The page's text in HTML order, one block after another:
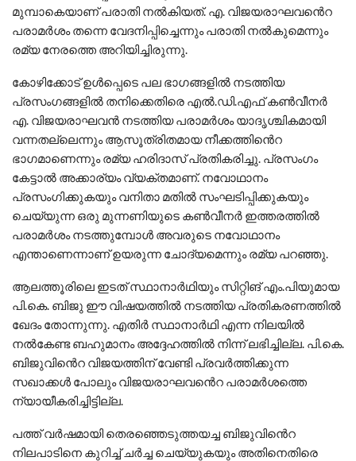
മുമ്പാകെയാണ് പരാതി നൽകിയത്. എ. വിജയരാഘവൻെറ
പരാമർശം തന്നെ വേദനിപ്പിച്ചെന്നും പരാതി നൽകുമെന്നും
രമ്യ നേരത്തെ അറിയിച്ചിരുന്നു.
കോഴിക്കോട് ഉൾപ്പെടെ പല ഭാഗങ്ങളിൽ നടത്തിയ
പ്രസംഗങ്ങളിൽ തനിക്കെതിരെ എൽ.ഡി.എഫ് കൺവീനർ
എ. വിജയരാഘവൻ നടത്തിയ പരാമർശം യാദൃശ്ചികമായി
വന്നതല്ലെന്നും ആസൂത്രിതമായ നീക്കത്തിൻെറ
ഭാഗമാണെന്നും രമ്യ ഹരിദാസ് പ്രതികരിച്ചു. പ്രസംഗം
കേട്ടാൽ അക്കാര്യം വ്യക്തമാണ്. നവോഥാനം
പ്രസംഗിക്കുകയും വനിതാ മതിൽ സംഘടിപ്പിക്കുകയും
ചെയ്യുന്ന ഒരു മുന്നണിയുടെ കൺവീനർ ഇത്തരത്തിൽ
പരാമർശം നടത്തുമ്പോൾ അവരുടെ നവോഥാനം
എന്താണെന്നാണ് ഉയരുന്ന ചോദ്യമെന്നും രമ്യ പറഞ്ഞു.
ആലത്തൂരിലെ ഇടത് സ്ഥാനാർഥിയും സിറ്റിങ് എം.പിയുമായ
പി.കെ. ബിജു ഈ വിഷയത്തിൽ നടത്തിയ പ്രതികരണത്തിൽ
ഖേദം തോന്നുന്നു. എതിർ സ്ഥാനാർഥി എന്ന നിലയിൽ
നൽകേണ്ട ബഹുമാനം അദ്ദേഹത്തിൽ നിന്ന് ലഭിച്ചില്ല. പി.കെ.
ബിജുവിൻെറ വിജയത്തിന് വേണ്ടി പ്രവർത്തിക്കുന്ന
സഖാക്കൾ പോലും വിജയരാഘവൻെറ പരാമർശത്തെ
ന്യായീകരിച്ചിട്ടില്ല.
പത്ത് വർഷമായി തെരഞ്ഞെടുത്തയച്ച ബിജുവിൻെറ
നിലപാടിനെ കുറിച്ച് ചർച്ച ചെയ്യുകയും അതിനെതിരെ